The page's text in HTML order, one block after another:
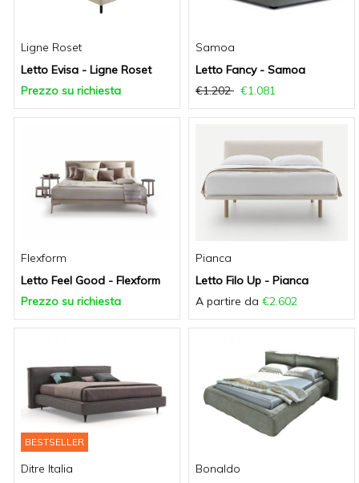
Ligne Roset
Letto Evisa - Ligne Roset
Prezzo su richiesta
Samoa
Letto Fancy - Samoa
€1.202
€1.081
Flexform
Letto Feel Good - Flexform
Prezzo su richiesta
Pianca
Letto Filo Up - Pianca
A partire da €2.602
BESTSELLER
Ditre Italia
Bonaldo